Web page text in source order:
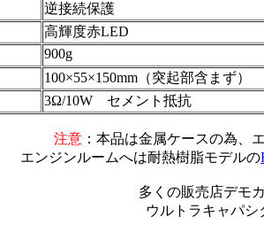
逆接続保護
高輝度赤LED
900g
100×55×150mm（突起部含まず）
3Ω/10W セメント抵抗
注意 ：本品は金属ケースの為、
エンジンルームへは耐熱樹脂モデルの
多くの販売店デモ
ウルトラキャパ